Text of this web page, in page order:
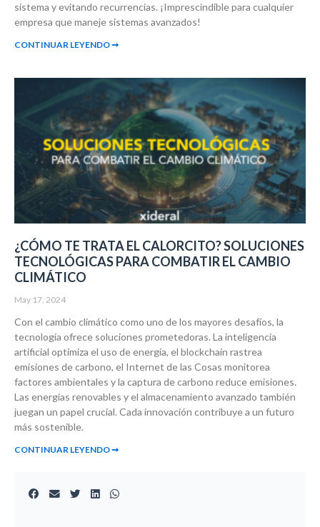
sistema y evitando recurrencias. ¡Imprescindible para cualquier
empresa que maneje sistemas avanzados!
CONTINUAR LEYENDO ➞
¿CÓMO TE TRATA EL CALORCITO? SOLUCIONES
TECNOLÓGICAS PARA COMBATIR EL CAMBIO
CLIMÁTICO
May 17, 2024
Con el cambio climático como uno de los mayores desafíos, la
tecnología ofrece soluciones prometedoras. La inteligencia
artificial optimiza el uso de energía, el blockchain rastrea
emisiones de carbono, el Internet de las Cosas monitorea
factores ambientales y la captura de carbono reduce emisiones.
Las energías renovables y el almacenamiento avanzado también
juegan un papel crucial. Cada innovación contribuye a un futuro
más sostenible.
CONTINUAR LEYENDO ➞